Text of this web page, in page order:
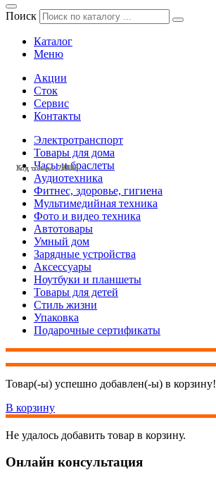
Код товара: 28119
Код товара: 28535
Код товара: 28456
Код товара: 28448
Код товара: 28258
Код товара: 28138
Код товара: 28118
Код товара: 27828
Код товара: 27826
Код товара: 27706
Код товара: 27593
Код товара: 27588
Поиск
Каталог
Меню
Акции
Сток
Сервис
Контакты
Электротранспорт
Товары для дома
Часы и браслеты
Аудиотехника
Фитнес, здоровье, гигиена
Мультимедийная техника
Фото и видео техника
Автотовары
Умный дом
Зарядные устройства
Аксессуары
Ноутбуки и планшеты
Товары для детей
Стиль жизни
Упаковка
Подарочные сертификаты
Товар(-ы) успешно добавлен(-ы) в корзину!
В корзину
Не удалось добавить товар в корзину.
Онлайн консультация